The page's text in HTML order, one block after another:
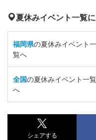
夏休みイベント一覧
福岡県の夏休みイベント一
覧へ
全国の夏休みイベント一覧
へ
シェアする